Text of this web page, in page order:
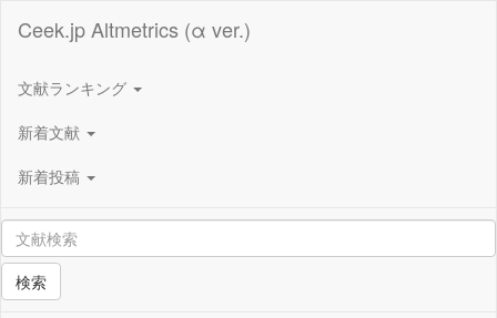
Ceek.jp Altmetrics (α ver.)
文献ランキング
新着文献
新着投稿
検索